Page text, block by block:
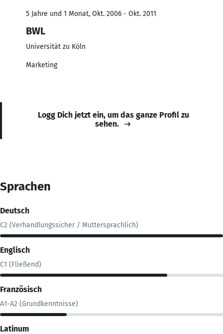
5 Jahre und 1 Monat, Okt. 2006 - Okt. 2011
BWL
Universität zu Köln
Marketing
Logg Dich jetzt ein, um das ganze Profil zu
sehen.
Sprachen
Deutsch
C2 (Verhandlungssicher / Muttersprachlich)
Englisch
C1 (Fließend)
Französisch
A1-A2 (Grundkenntnisse)
Latinum